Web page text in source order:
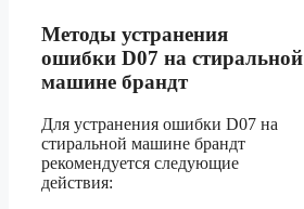
Методы устранения
ошибки D07 на стиральной
машине брандт
Для устранения ошибки D07 на
стиральной машине брандт
рекомендуется следующие
действия: